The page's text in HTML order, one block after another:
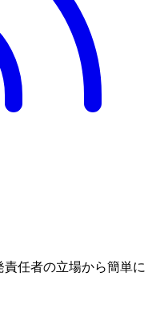
任者の立場から簡単に